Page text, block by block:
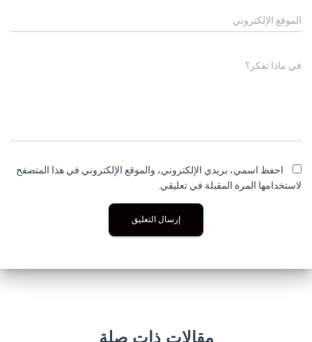
الموقع الإلكتروني
في ماذا تفكر؟
احفظ اسمي، بريدي الإلكتروني، والموقع الإلكتروني في هذا المتصفح
لاستخدامها المرة المقبلة في تعليقي.
مقالات ذات صلة